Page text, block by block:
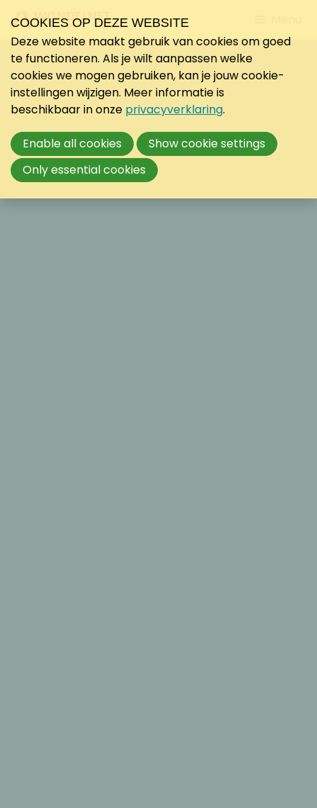
to
COOKIES OP DEZE WEBSITE
Deze website maakt gebruik van cookies om goed
te functioneren. Als je wilt aanpassen welke
cookies we mogen gebruiken, kan je jouw cookie-
instellingen wijzigen. Meer informatie is
beschikbaar in onze privacyverklaring.
Enable all cookies
Show cookie settings
Only essential cookies